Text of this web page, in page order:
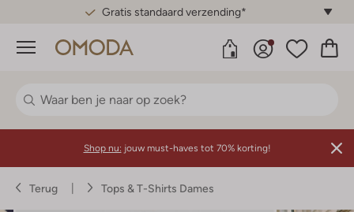
Gratis standaard verzending*
Menu
Shop nu: jouw must-haves tot 70% korting!
Terug Tops & T-Shirts Dames